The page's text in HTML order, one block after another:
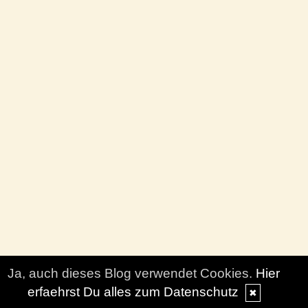
Ja, auch dieses Blog verwendet Cookies. Hier
erfaehrst Du alles zum Datenschutz
✖